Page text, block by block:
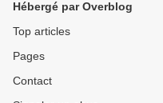
Hébergé par Overblog
Top articles
Pages
Contact